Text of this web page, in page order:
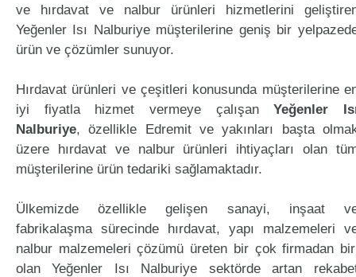
ve hırdavat ve nalbur ürünleri hizmetlerini
Yeğenler Isı Nalburiye müşterilerine geniş bir
ürün ve çözümler sunuyor.
Hırdavat ürünleri ve çeşitleri konusunda müşterilerine
iyi fiyatla hizmet vermeye çalışanYeğenler
Nalburiye, özellikle Edremit ve yakınları başta
üzere hırdavat ve nalbur ürünleri ihtiyaçları olan
müşterilerine ürün tedariki sağlamaktadır.
Ülkemizde özellikle gelişen sanayi, inşaat
fabrikalaşma sürecinde hırdavat, yapı malzemeleri
nalbur malzemeleri çözümü üreten bir çok firmadan
olan Yeğenler Isı Nalburiye sektörde artan